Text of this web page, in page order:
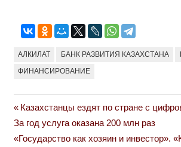
АЛКИЛАТ БАНК РАЗВИТИЯ КАЗАХСТАНА
ФИНАНСИРОВАНИЕ
Навигация
по
Previous
Post:
Казахстанцы ездят по стране с
За год услуга оказана 200 млн раз
Next
«Государство как хозяин и инвестор».